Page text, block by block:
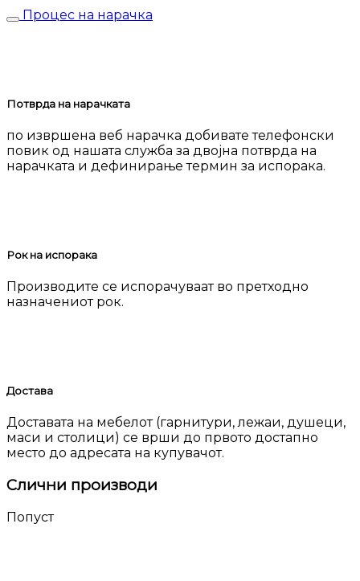
Процес на нарачка
Потврда на нарачката
по извршена веб нарачка добивате телефонски
повик од нашата служба за двојна потврда на
нарачката и дефинирање термин за испорака.
Рок на испорака
Производите се испорачуваат во претходно
назначениот рок.
Достава
Доставата на мебелот (гарнитури, лежаи, душеци,
маси и столици) се врши до првото достапно
место до адресата на купувачот.
Слични производи
Попуст